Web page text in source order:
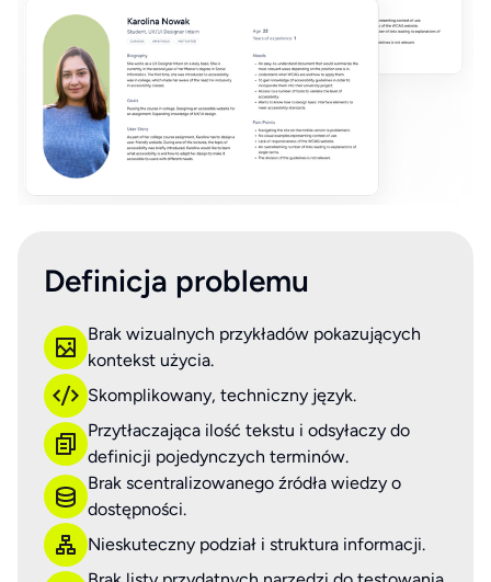
Definicja problemu
Brak wizualnych przykładów pokazujących
kontekst użycia.
Skomplikowany, techniczny język.
Przytłaczająca ilość tekstu i odsyłaczy do
definicji pojedynczych terminów.
Brak scentralizowanego źródła wiedzy o
dostępności.
Nieskuteczny podział i struktura informacji.